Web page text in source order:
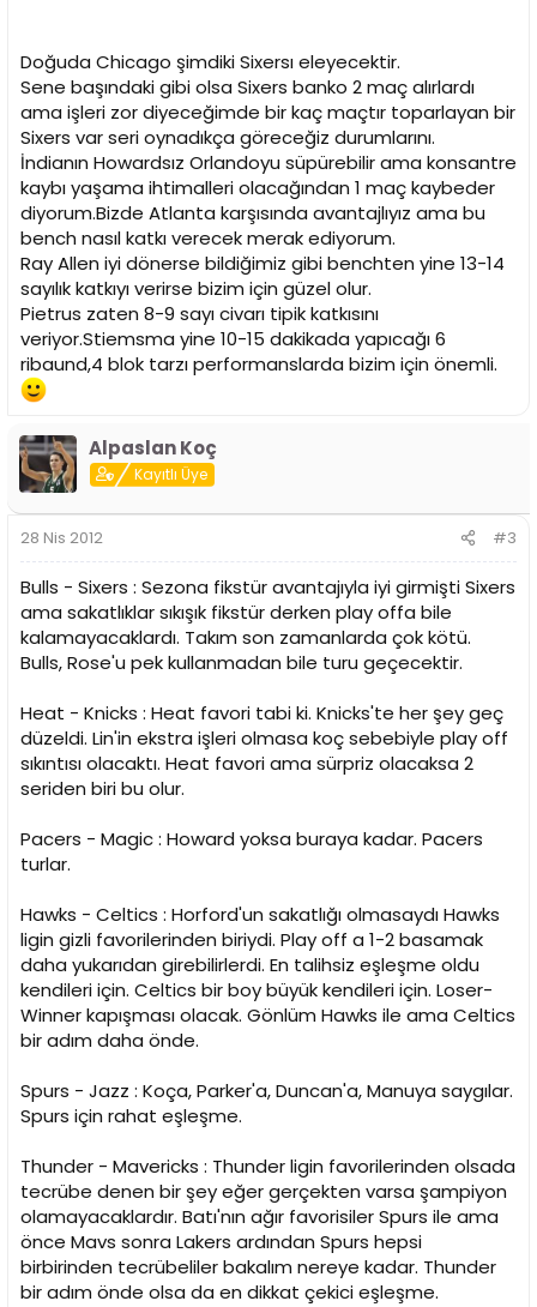
Doğuda Chicago şimdiki Sixersı eleyecektir.
Sene başındaki gibi olsa Sixers banko 2 maç alırlardı
ama işleri zor diyeceğimde bir kaç maçtır toparlayan bir
Sixers var seri oynadıkça göreceğiz durumlarını.
İndianın Howardsız Orlandoyu süpürebilir ama konsantre
kaybı yaşama ihtimalleri olacağından 1 maç kaybeder
diyorum.Bizde Atlanta karşısında avantajlıyız ama bu
bench nasıl katkı verecek merak ediyorum.
Ray Allen iyi dönerse bildiğimiz gibi benchten yine 13-14
sayılık katkıyı verirse bizim için güzel olur.
Pietrus zaten 8-9 sayı civarı tipik katkısını
veriyor.Stiemsma yine 10-15 dakikada yapıcağı 6
ribaund,4 blok tarzı performanslarda bizim için önemli.
Alpaslan Koç
Kayıtlı Üye
28 Nis 2012 #3
Bulls - Sixers : Sezona fikstür avantajıyla iyi girmişti Sixers
ama sakatlıklar sıkışık fikstür derken play offa bile
kalamayacaklardı. Takım son zamanlarda çok kötü.
Bulls, Rose'u pek kullanmadan bile turu geçecektir.
Heat - Knicks : Heat favori tabi ki. Knicks'te her şey geç
düzeldi. Lin'in ekstra işleri olmasa koç sebebiyle play off
sıkıntısı olacaktı. Heat favori ama sürpriz olacaksa 2
seriden biri bu olur.
Pacers - Magic : Howard yoksa buraya kadar. Pacers
turlar.
Hawks - Celtics : Horford'un sakatlığı olmasaydı Hawks
ligin gizli favorilerinden biriydi. Play off a 1-2 basamak
daha yukarıdan girebilirlerdi. En talihsiz eşleşme oldu
kendileri için. Celtics bir boy büyük kendileri için. Loser-
Winner kapışması olacak. Gönlüm Hawks ile ama Celtics
bir adım daha önde.
Spurs - Jazz : Koça, Parker'a, Duncan'a, Manuya saygılar.
Spurs için rahat eşleşme.
Thunder - Mavericks : Thunder ligin favorilerinden olsada
tecrübe denen bir şey eğer gerçekten varsa şampiyon
olamayacaklardır. Batı'nın ağır favorisiler Spurs ile ama
önce Mavs sonra Lakers ardından Spurs hepsi
birbirinden tecrübeliler bakalım nereye kadar. Thunder
bir adım önde olsa da en dikkat çekici eşleşme.